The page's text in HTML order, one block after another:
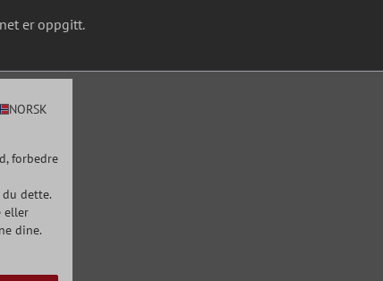
er oppgitt.
NORSK
forbedre
dette.
eller
dine.